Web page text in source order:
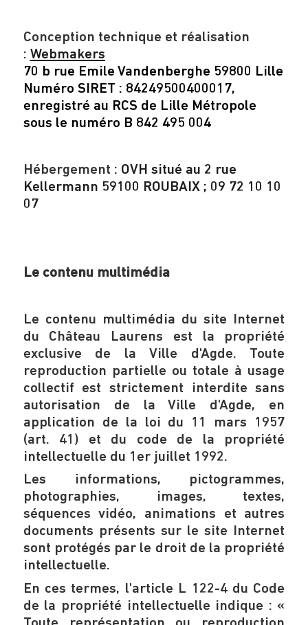
Conception technique et réalisation
: Webmakers
70 b rue Emile Vandenberghe 59800 Lille
Numéro SIRET : 84249500400017,
enregistré au RCS de Lille Métropole
sous le numéro B 842 495 004
Hébergement : OVH situé au 2 rue
Kellermann 59100 ROUBAIX ; 09 72 10 10
07
Le contenu multimédia
Le contenu multimédia du site Internet
du Château Laurens est la propriété
exclusive de la Ville d'Agde. Toute
reproduction partielle ou totale à usage
collectif est strictement interdite sans
autorisation de la Ville d'Agde, en
application de la loi du 11 mars 1957
(art. 41) et du code de la propriété
intellectuelle du 1er juillet 1992.
Les informations, pictogrammes,
photographies, images, textes,
séquences vidéo, animations et autres
documents présents sur le site Internet
sont protégés par le droit de la propriété
intellectuelle.
En ces termes, l'article L 122-4 du Code
de la propriété intellectuelle indique : «